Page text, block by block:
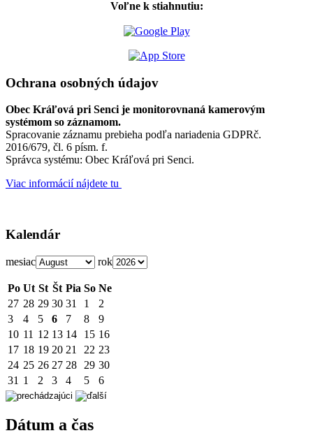
Voľne k stiahnutiu:
Ochrana osobných údajov
Obec Kráľová pri Senci je monitorovnaná kamerovým
systémom so záznamom.
Spracovanie záznamu prebieha podľa nariadenia GDPRč.
2016/679, čl. 6 písm. f.
Správca systému: Obec Kráľová pri Senci.
Viac informácií nájdete tu
Kalendár
mesiac rok
Po Ut St Št Pia So Ne
27 28 29 30 31 1
2
3
4 5 6 7 8
9
10 11 12 13 14 15 16
17 18 19 20 21 22 23
24 25 26 27 28 29 30
31 1 2 3 4 5 6
Dátum a čas